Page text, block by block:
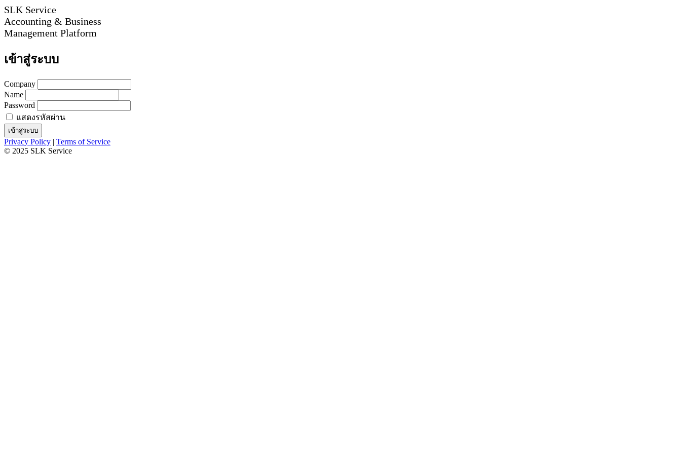
SLK Service
Accounting & Business
Management Platform
เข้าสู่ระบบ
Company
Name
Password
แสดงรหัสผ่าน
เข้าสู่ระบบ
Privacy Policy | Terms of Service
© 2025 SLK Service